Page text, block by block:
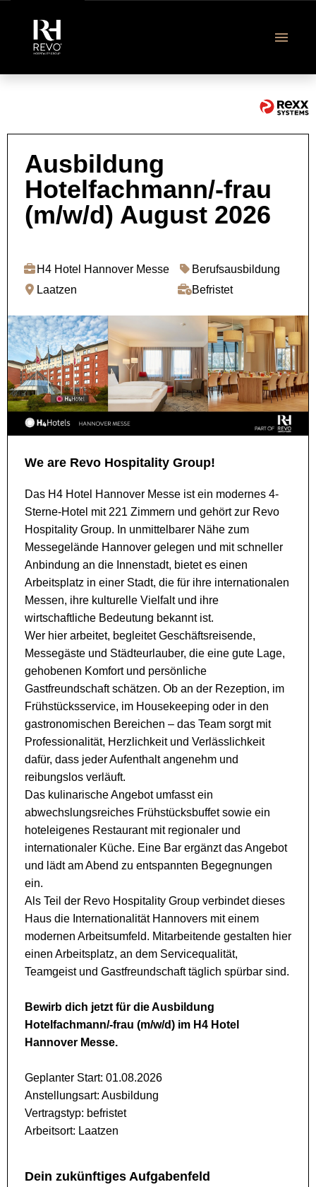
Revo Jobangebote
Ausbildung & Studium
Über uns
FAQ
Ausbildung
Hotelfachmann/-frau
(m/w/d) August 2026
H4 Hotel Hannover Messe
Laatzen
Berufsausbildung
Befristet
We are Revo Hospitality Group!
Das H4 Hotel Hannover Messe ist ein modernes 4-
Sterne-Hotel mit 221 Zimmern und gehört zur Revo
Hospitality Group. In unmittelbarer Nähe zum
Messegelände Hannover gelegen und mit schneller
Anbindung an die Innenstadt, bietet es einen
Arbeitsplatz in einer Stadt, die für ihre internationalen
Messen, ihre kulturelle Vielfalt und ihre
wirtschaftliche Bedeutung bekannt ist.
Wer hier arbeitet, begleitet Geschäftsreisende,
Messegäste und Städteurlauber, die eine gute Lage,
gehobenen Komfort und persönliche
Gastfreundschaft schätzen. Ob an der Rezeption, im
Frühstücksservice, im Housekeeping oder in den
gastronomischen Bereichen – das Team sorgt mit
Professionalität, Herzlichkeit und Verlässlichkeit
dafür, dass jeder Aufenthalt angenehm und
reibungslos verläuft.
Das kulinarische Angebot umfasst ein
abwechslungsreiches Frühstücksbuffet sowie ein
hoteleigenes Restaurant mit regionaler und
internationaler Küche. Eine Bar ergänzt das Angebot
und lädt am Abend zu entspannten Begegnungen
ein.
Als Teil der Revo Hospitality Group verbindet dieses
Haus die Internationalität Hannovers mit einem
modernen Arbeitsumfeld. Mitarbeitende gestalten hier
einen Arbeitsplatz, an dem Servicequalität,
Teamgeist und Gastfreundschaft täglich spürbar sind.
Bewirb dich jetzt für die Ausbildung
Hotelfachmann/-frau (m/w/d) im H4 Hotel
Hannover Messe.
Geplanter Start: 01.08.2026
Anstellungsart: Ausbildung
Vertragstyp: befristet
Arbeitsort: Laatzen
Dein zukünftiges Aufgabenfeld